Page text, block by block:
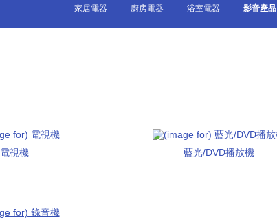
家居電器 廚房電器 浴室電器 影音產品
電視機 藍光/DVD播放機